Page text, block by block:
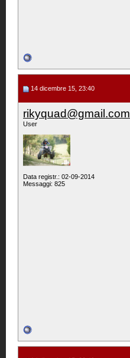
14 dicembre 15, 23:40
rikyquad@gmail.com
User
Data registr.: 02-09-2014
Messaggi: 825